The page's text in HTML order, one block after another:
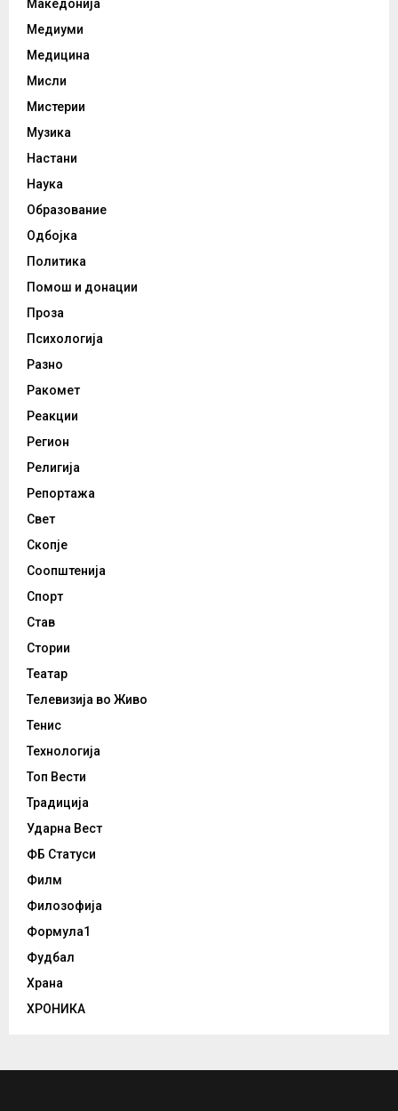
Македонија
Медиуми
Медицина
Мисли
Мистерии
Музика
Настани
Наука
Образование
Одбојка
Политика
Помош и донации
Проза
Психологија
Разно
Ракомет
Реакции
Регион
Религија
Репортажа
Свет
Скопје
Соопштенија
Спорт
Став
Стории
Театар
Телевизија во Живо
Тенис
Технологија
Топ Вести
Традиција
Ударна Вест
ФБ Статуси
Филм
Филозофија
Формула1
Фудбал
Храна
ХРОНИКА